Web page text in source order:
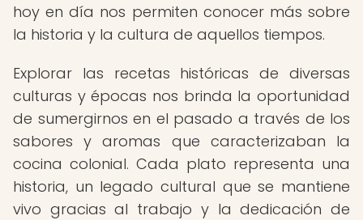
hoy en día nos permiten conocer más sobre
la historia y la cultura de aquellos tiempos.
Explorar las recetas históricas de diversas
culturas y épocas nos brinda la oportunidad
de sumergirnos en el pasado a través de los
sabores y aromas que caracterizaban la
cocina colonial. Cada plato representa una
historia, un legado cultural que se mantiene
vivo gracias al trabajo y la dedicación de